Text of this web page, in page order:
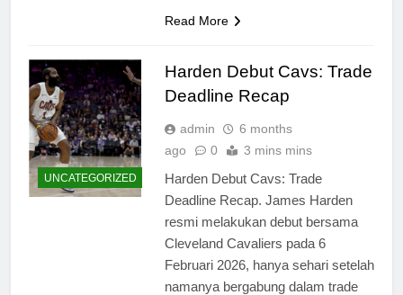
Read More
UNCATEGORIZED
Harden Debut Cavs: Trade
Deadline Recap
admin
6 months
ago
0 3 mins mins
Harden Debut Cavs: Trade
Deadline Recap. James Harden
resmi melakukan debut bersama
Cleveland Cavaliers pada 6
Februari 2026, hanya sehari setelah
namanya bergabung dalam trade